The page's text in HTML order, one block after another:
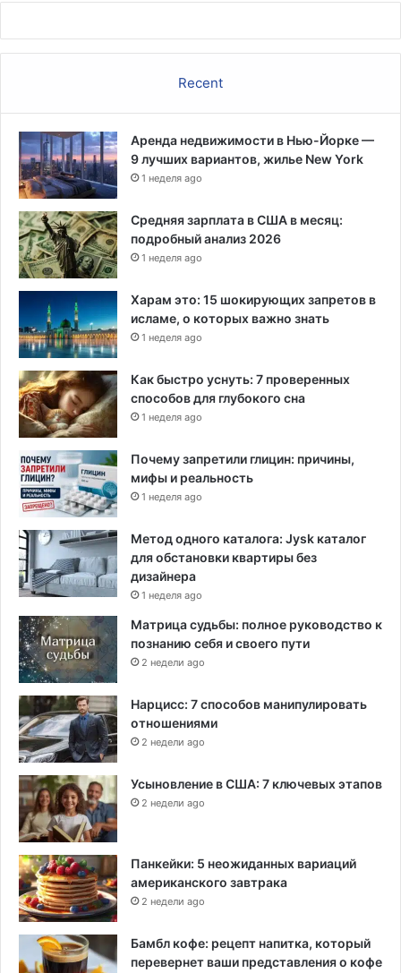
ь
р
и
с
к
л
е
с
н
ы
х
п
о
ж
а
о
Recent
Аренда недвижимости в Нью-Йорке —
9 лучших вариантов, жилье New York
1 неделя ago
Средняя зарплата в США в месяц:
подробный анализ 2026
1 неделя ago
Харам это: 15 шокирующих запретов в
исламе, о которых важно знать
1 неделя ago
Как быстро уснуть: 7 проверенных
способов для глубокого сна
1 неделя ago
Почему запретили глицин: причины,
мифы и реальность
1 неделя ago
Метод одного каталога: Jysk каталог
для обстановки квартиры без
дизайнера
1 неделя ago
Матрица судьбы: полное руководство к
познанию себя и своего пути
2 недели ago
Нарцисс: 7 способов манипулировать
отношениями
2 недели ago
Усыновление в США: 7 ключевых этапов
2 недели ago
Панкейки: 5 неожиданных вариаций
американского завтрака
2 недели ago
Бамбл кофе: рецепт напитка, который
перевернет ваши представления о кофе